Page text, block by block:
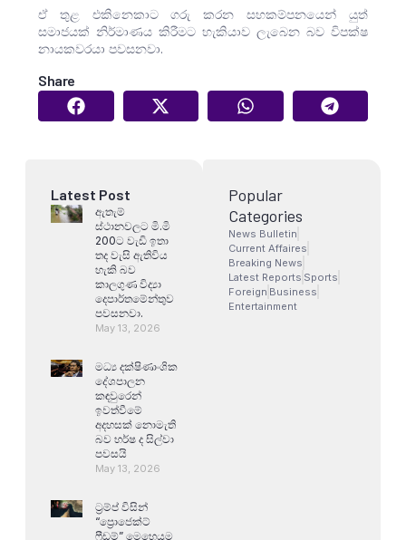
ඒ තුළ එකිනෙකාට ගරු කරන සහකම්පනයෙන් යුත්
සමාජයක් නිර්මාණය කිරීමට හැකියාව ලැබෙන බව විපක්ෂ
නායකවරයා පවසනවා.
Share
Latest Post
ඇතැම්
ස්ථානවලට මි.මි
200ට වැඩි ඉතා
තද වැසි ඇතිවිය
හැකි බව
කාලගුණ විද්‍යා
දෙපාර්තමේන්තුව
පවසනවා.
May 13, 2026
මධ්‍ය දක්ෂිණාංශික
දේශපාලන
කඳවුරෙන්
ඉවත්වීමේ
අදහසක් නොමැති
බව හර්ෂ ද සිල්වා
පවසයි
May 13, 2026
ට්‍රම්ප් විසින්
“ප්‍රොජෙක්ට්
ෆ්‍රීඩම්” මෙහෙයුම
Popular
Categories
News Bulletin
Current Affaires
Breaking News
Latest Reports Sports
Foreign Business
Entertainment